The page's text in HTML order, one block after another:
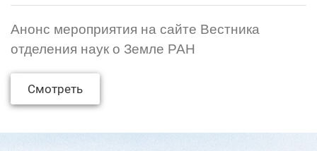
Анонс мероприятия на сайте Вестника
отделения наук о Земле РАН
Смотреть